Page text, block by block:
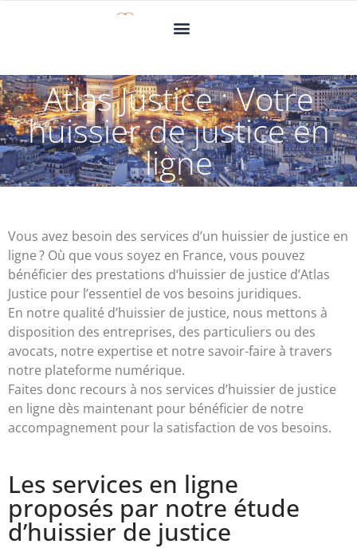
Atlas Justice : Votre
huissier de justice en
ligne
Vous avez besoin des services d’un huissier de justice en
ligne ? Où que vous soyez en France, vous pouvez
bénéficier des prestations d’huissier de justice d’Atlas
Justice pour l’essentiel de vos besoins juridiques.
En notre qualité d’huissier de justice, nous mettons à
disposition des entreprises, des particuliers ou des
avocats, notre expertise et notre savoir-faire à travers
notre plateforme numérique.
Faites donc recours à nos services d’huissier de justice
en ligne dès maintenant pour bénéficier de notre
accompagnement pour la satisfaction de vos besoins.
Les services en ligne
proposés par notre étude
d’huissier de justice